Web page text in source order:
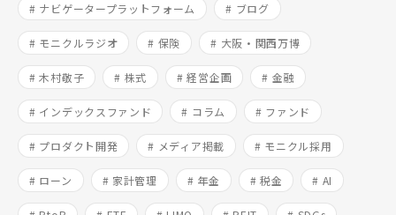
# ナビゲータープラットフォーム # ブログ
# モニクルラジオ # 保険 # 大阪・関西万博
# 木村敬子 # 株式 # 経営企画 # 金融
# インデックスファンド # コラム # ファンド
# プロダクト開発 # メディア掲載 # モニクル採用
# ローン # 家計管理 # 年金 # 税金 # AI